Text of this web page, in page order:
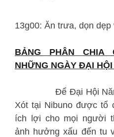
13g00: Ăn trưa, dọn dẹp
BẢNG PHÂN CHIA
NHỮNG NGÀY ĐẠI
Để Đại Hội Năm
Xót tại Nibuno được tổ
ích lợi cho mọi người
ảnh hưởng xấu đến tu